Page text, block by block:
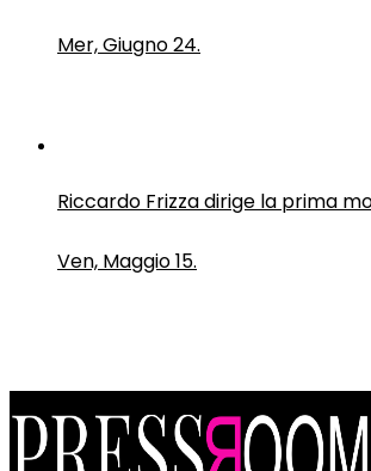
Mer, Giugno 24.
Riccardo Frizza dirige la prima
Ven, Maggio 15.